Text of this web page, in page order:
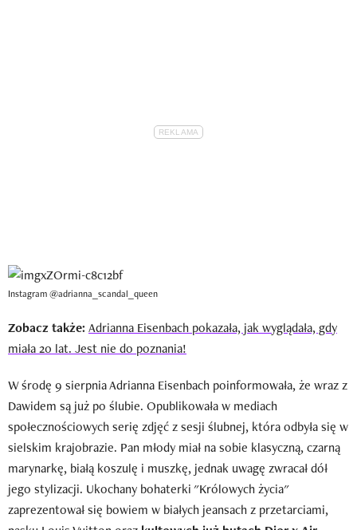
Instagram @adrianna_scandal_queen
Zobacz także: Adrianna Eisenbach pokazała, jak wyglądała, gdy
miała 20 lat. Jest nie do poznania!
W środę 9 sierpnia Adrianna Eisenbach poinformowała, że wraz z
Dawidem są już po ślubie. Opublikowała w mediach
społecznościowych serię zdjęć z sesji ślubnej, która odbyła się w
sielskim krajobrazie. Pan młody miał na sobie klasyczną, czarną
marynarkę, białą koszulę i muszkę, jednak uwagę zwracał dół
jego stylizacji. Ukochany bohaterki "Królowych życia"
zaprezentował się bowiem w białych jeansach z przetarciami,